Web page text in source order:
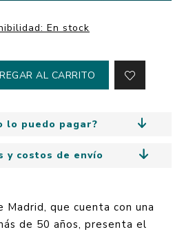
En stock
AL CARRITO
lo puedo pagar?
y costos de envío
Madrid, que cuenta con una
de 50 años, presenta el